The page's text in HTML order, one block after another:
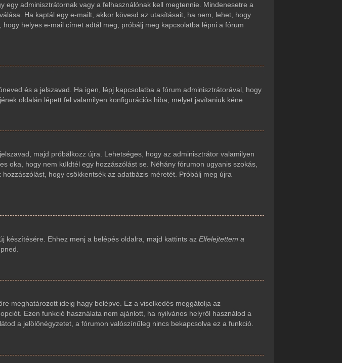
adminisztrátornak vagy a felhasználónak kell megtennie. Mindenesetre a
Ha kaptál egy e-mailt, akkor kövesd az utasításait, ha nem, lehet, hogy
helyes e-mail címet adtál meg, próbálj meg kapcsolatba lépni a fórum
és a jelszavad. Ha igen, lépj kapcsolatba a fórum adminisztrátorával, hogy
oldalán lépett fel valamilyen konfigurációs hiba, melyet javítaniuk kéne.
majd próbálkozz újra. Lehetséges, hogy az adminisztrátor valamilyen
oka, hogy nem küldtél egy hozzászólást se. Néhány fórumon ugyanis szokás,
hogy csökkentsék az adatbázis méretét. Próbálj meg újra
készítésére. Ehhez menj a belépés oldalra, majd kattints azElfelejtettem a
meghatározott ideig hagy belépve. Ez a viselkedés meggátolja az
Ezen funkció használata nem ajánlott, ha nyilvános helyről használod a
a jelölőnégyzetet, a fórumon valószínűleg nincs bekapcsolva ez a funkció.